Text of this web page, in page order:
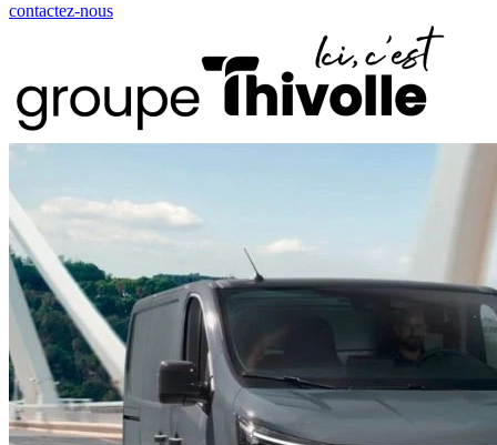
contactez-nous